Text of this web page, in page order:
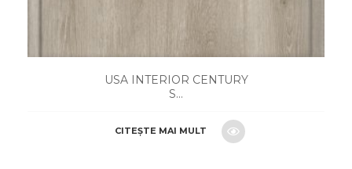
USA INTERIOR CENTURY
S...
CITEȘTE MAI MULT